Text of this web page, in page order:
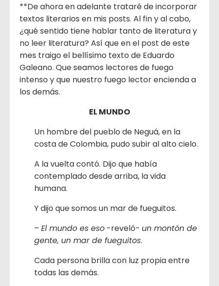
**De ahora en adelante trataré de incorporar
textos literarios en mis posts. Al fin y al cabo,
¿qué sentido tiene hablar tanto de literatura y
no leer literatura? Así que en el post de este
mes traigo el bellísimo texto de Eduardo
Galeano. Que seamos lectores de fuego
intenso y que nuestro fuego lector encienda a
los demás.
EL MUNDO
Un hombre del pueblo de Neguá, en la
costa de Colombia, pudo subir al alto cielo.
A la vuelta contó. Dijo que había
contemplado desde arriba, la vida
humana.
Y dijo que somos un mar de fueguitos.
– El mundo es eso -reveló- un montón de
gente, un mar de fueguitos.
Cada persona brilla con luz propia entre
todas las demás.